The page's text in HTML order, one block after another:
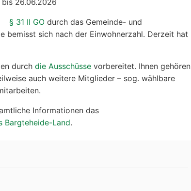
26.06.2026
§ 31 II GO durch das Gemeinde- und
bemisst sich nach der Einwohnerzahl. Derzeit hat
durch die Ausschüsse vorbereitet. Ihnen gehören
auch weitere Mitglieder – sog. wählbare
Informationen das
Bargteheide-Land.